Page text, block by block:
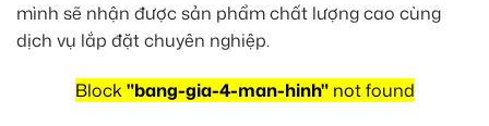
mình sẽ nhận được sản phẩm chất lượng cao cùng
dịch vụ lắp đặt chuyên nghiệp.
Block"bang-gia-4-man-hinh"not found